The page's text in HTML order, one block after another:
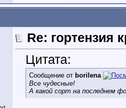
Re: гортензия
Цитата:
Сообщение от borilena
Все чудесные!
А какой сорт на последнем